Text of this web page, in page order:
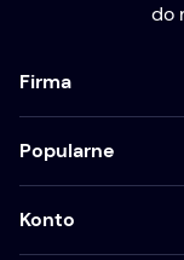
do
Firma
Popularne
Konto